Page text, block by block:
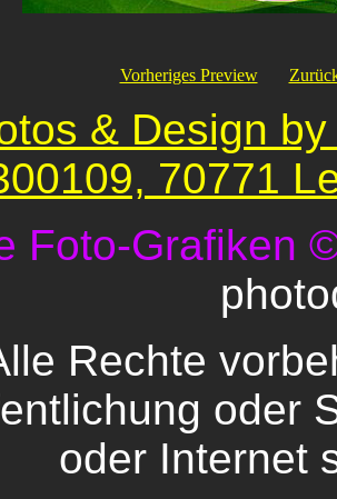
Vorheriges Preview
& Design
70771
Foto-Grafiken
Rechte
oder
oder Internet